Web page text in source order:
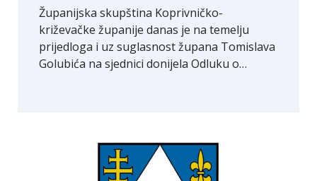
Županijska skupština Koprivničko-
križevačke županije danas je na temelju
prijedloga i uz suglasnost župana Tomislava
Golubića na sjednici donijela Odluku o…